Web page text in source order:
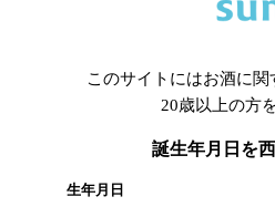
このサイトにはお酒に関
20歳以上の方
誕生年月日を
生年月日